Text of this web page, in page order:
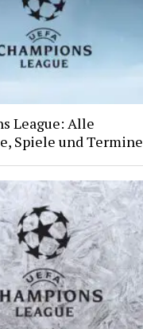
League: Alle
Spiele und Termine